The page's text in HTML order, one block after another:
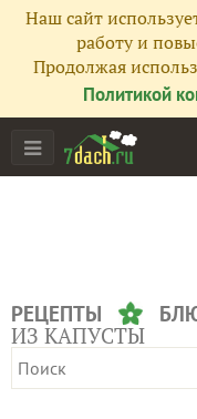
Наш сайт
работу и
Продолжая
Политикой
РЕЦЕПТЫ
ИЗ КАПУСТЫ